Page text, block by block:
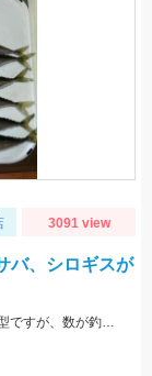
3091 view
バ、シロギスが
朝マズメに小サバの回遊がありました！ シロギスも小型ですが、数が釣れていますよ！